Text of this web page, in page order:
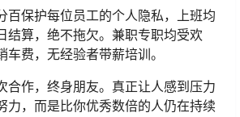
百保护每位员工的个人隐私，上班均
结算，绝不拖欠。兼职专职均受欢
费，无经验者带薪培训。
合作，终身朋友。真正让人感到压力
力，而是比你优秀数倍的人仍在持续